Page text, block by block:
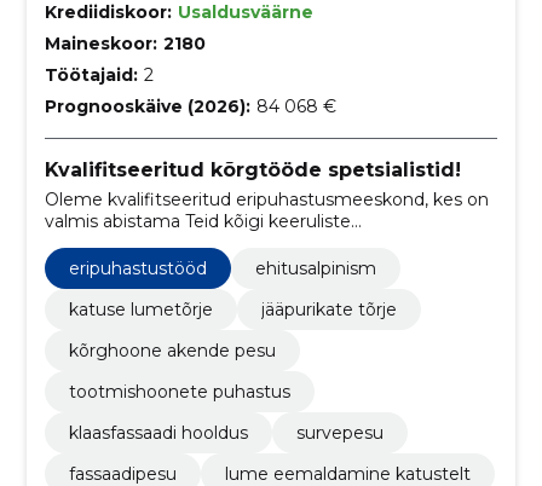
Krediidiskoor: Usaldusväärne
Maineskoor: 2180
Töötajaid: 2
Prognooskäive (2026): 84 068 €
Kvalifitseeritud kõrgtööde spetsialistid!
Oleme kvalifitseeritud eripuhastusmeeskond, kes on
valmis abistama Teid kõigi keeruliste
puhastustöödega.
eripuhastustööd
ehitusalpinism
katuse lumetõrje
jääpurikate tõrje
kõrghoone akende pesu
tootmishoonete puhastus
klaasfassaadi hooldus
survepesu
fassaadipesu
lume eemaldamine katustelt